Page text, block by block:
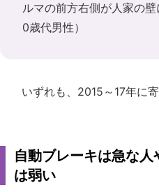
ルマの前方右側が人家の
0歳代男性）
いずれも、2015～17年に寄
自動ブレーキは急な
は弱い